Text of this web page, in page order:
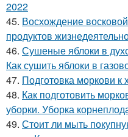
2022
45. Восхождение
продуктов
46. Сушеные яблоки в
Как сушить яблоки в
47. Подготовка моркови
48. Как подготовить
уборки. Уборка
49. Стоит ли мыть